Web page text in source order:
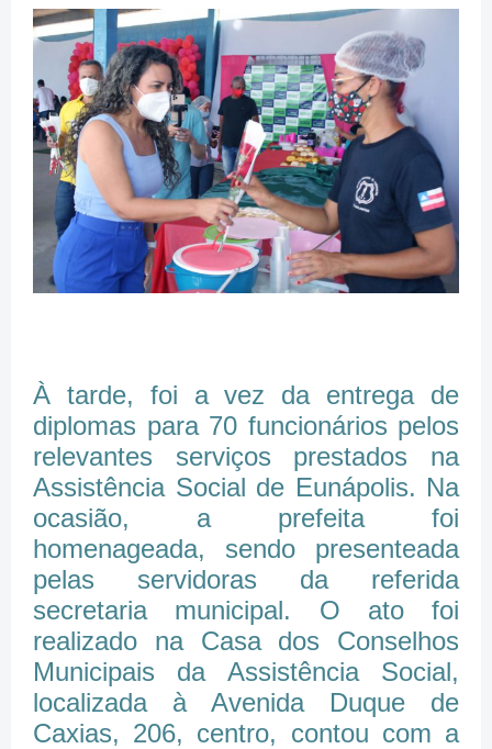
À tarde, foi a vez da entrega de
diplomas para 70 funcionários pelos
relevantes serviços prestados na
Assistência Social de Eunápolis. Na
ocasião, a prefeita foi
homenageada, sendo presenteada
pelas servidoras da referida
secretaria municipal. O ato foi
realizado na Casa dos Conselhos
Municipais da Assistência Social,
localizada à Avenida Duque de
Caxias, 206, centro, contou com a